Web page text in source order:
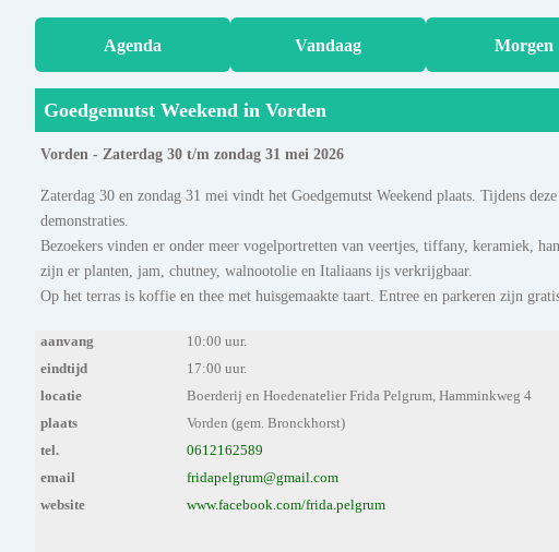
Agenda Vandaag Morgen
Goedgemutst Weekend in Vorden
Vorden - Zaterdag 30 t/m zondag 31 mei 2026
Zaterdag 30 en zondag 31 mei vindt het Goedgemutst Weekend plaats. Tijdens
demonstraties.
Bezoekers vinden er onder meer vogelportretten van veertjes, tiffany, keramiek,
zijn er planten, jam, chutney, walnootolie en Italiaans ijs verkrijgbaar.
Op het terras is koffie en thee met huisgemaakte taart. Entree en parkeren zijn
aanvang
10:00 uur.
eindtijd
17:00 uur.
locatie
Boerderij en Hoedenatelier Frida Pelgrum, Hamminkweg 4
plaats
Vorden (gem. Bronckhorst)
tel.
0612162589
email
fridapelgrum@gmail.com
website
www.facebook.com/frida.pelgrum